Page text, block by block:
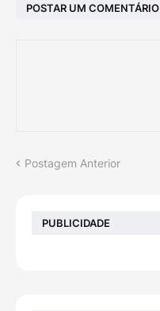
POSTAR UM COMENTÁRIO
Postagem Anterior
PUBLICIDADE